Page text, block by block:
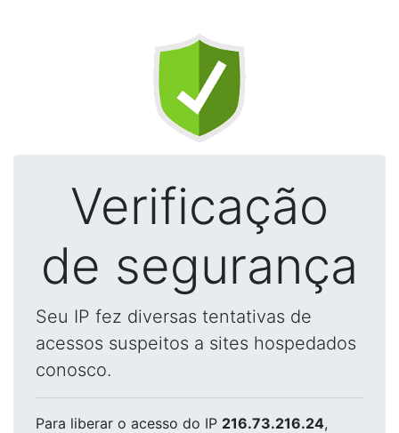
Verificação
de segurança
Seu IP fez diversas tentativas de
acessos suspeitos a sites hospedados
conosco.
Para liberar o acesso do IP 216.73.216.24,